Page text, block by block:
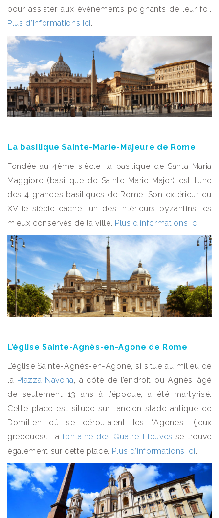
pour assister aux événements poignants de leur foi.
Plus d’informations ici
La basilique Sainte-Marie-Majeure de Rome
Fondée au 4ème siècle, la basilique de Santa Maria
Maggiore (basilique de Sainte-Marie-Major) est l’une
des 4 grandes basiliques de Rome. Son extérieur du
XVIIIe siècle cache l’un des intérieurs byzantins les
mieux conservés de la ville. Plus d’informations ici
L’église Sainte-Agnès-en-Agone de Rome
L’église Sainte-Agnès-en-Agone, si situe au milieu de
la Piazza Navona, à côté de l’endroit où Agnès, âgé
de seulement 13 ans à l’époque, a été martyrisé.
Cette place est située sur l’ancien stade antique de
Domitien où se déroulaient les “Agones” (jeux
grecques). La fontaine des Quatre-Fleuves se trouve
également sur cette place. Plus d’informations ici.